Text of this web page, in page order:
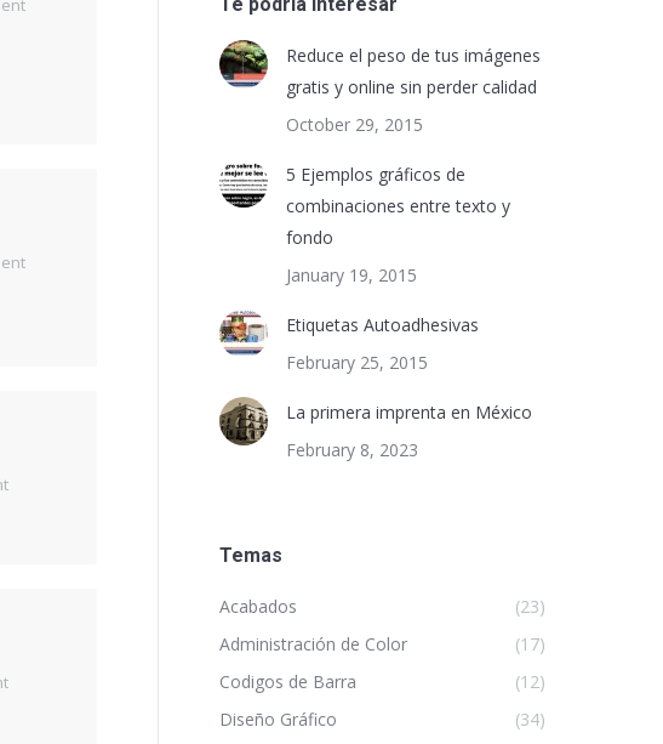
Reduce el peso de tus imágenes
gratis y online sin perder calidad
October 29, 2015
5 Ejemplos gráficos de
combinaciones entre texto y
fondo
January 19, 2015
Etiquetas Autoadhesivas
February 25, 2015
La primera imprenta en México
February 8, 2023
Temas
Acabados
(23)
Administración de Color
(17)
Codigos de Barra
(12)
Diseño Gráfico
(34)